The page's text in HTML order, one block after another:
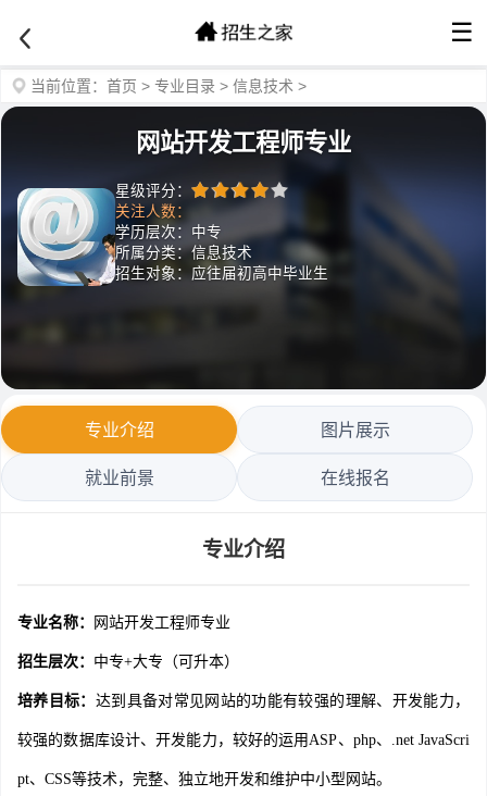
☰
当前位置： 首页 > 专业目录 > 信息技术 >
网站开发工程师专业
星级评分：
关注人数：
学历层次：中专
所属分类：信息技术
招生对象：应往届初高中毕业生
专业介绍 图片展示
就业前景 在线报名
专业介绍
专业名称： 网站开发工程师专业
招生层次： 中专+大专（可升本）
培养目标： 达到具备对常见网站的功能有较强的理解、开发能力，
较强的数据库设计、开发能力，较好的运用ASP、php、.net JavaScri
pt、CSS等技术，完整、独立地开发和维护中小型网站。